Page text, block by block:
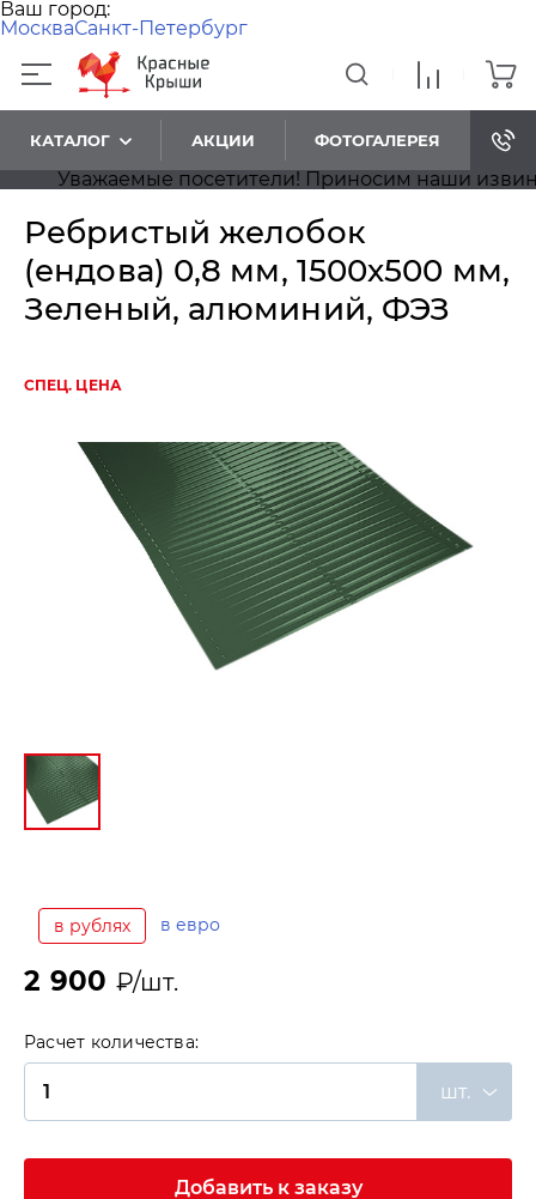
Ваш город:
МоскваСанкт-Петербург
КАТАЛОГ АКЦИИ ФОТОГАЛЕРЕЯ
Уважаемые посетители! Приносим наши
Ребристый желобок
(ендова) 0,8 мм, 1500х500 мм,
Зеленый, алюминий, ФЭЗ
СПЕЦ. ЦЕНА
в рублях в евро
2 900 ₽/шт.
Расчет количества:
шт.
Добавить к заказу